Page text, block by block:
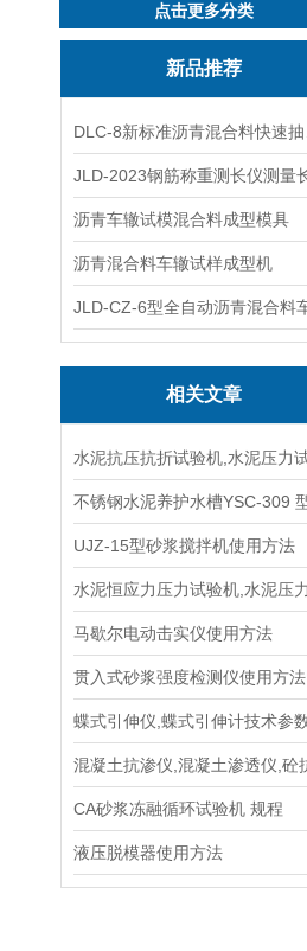
点击更多分类
新品推荐
沥青车辙试模混合料成型模具
沥青混合料车辙试样成型机
相关文章
UJZ-15型砂浆搅拌机使用方法
马歇尔电动击实仪使用方法
贯入式砂浆强度检测仪使用方法
CA砂浆冻融循环试验机 规程
液压脱模器使用方法